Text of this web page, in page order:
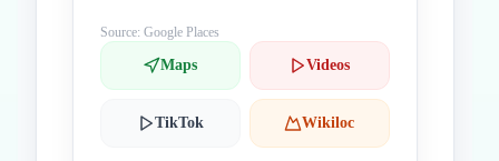
Source: Google Places
Maps Videos
TikTok Wikiloc